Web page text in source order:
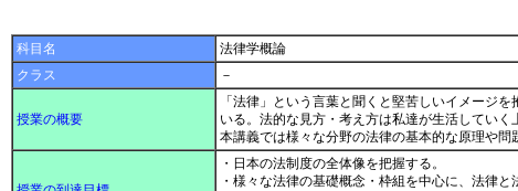
科目名
法律学概論
クラス
－
授業の概要
「法律」という言葉と聞くと堅苦しいイメージ
いる。法的な見方・考え方は私達が生活していく
本講義では様々な分野の法律の基本的な原理や
・日本の法制度の全体像を把握する。
・様々な法律の基礎概念・枠組を中心に、法律と